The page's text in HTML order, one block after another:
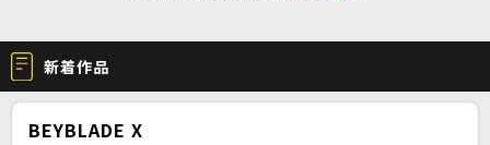
新着作品
BEYBLADE X